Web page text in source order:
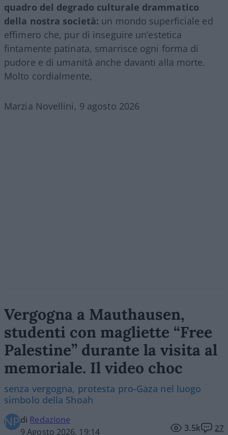
quadro del degrado culturale drammatico
della nostra società: un mondo superficiale ed
effimero che, pur di inseguire un’estetica
fintamente patinata, smarrisce ogni forma di
pudore e di umanità anche davanti alla morte.
Molto cordialmente,
Marzia Novellini, 9 agosto 2026
Vergogna a Mauthausen,
studenti con magliette “Free
Palestine” durante la visita al
memoriale. Il video choc
senza vergogna, protesta pro-Gaza nel luogo
simbolo della Shoah
di Redazione
9 Agosto 2026, 19:14
3.5k 27